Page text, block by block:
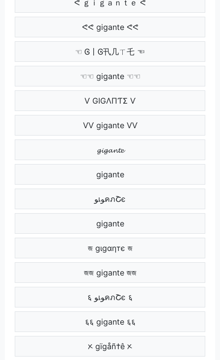
ᕙ ｇｉｇａｎｔｅ ᕙ
ᕙᕙ gigante ᕙᕙ
☜ Ꮆ丨Ꮆ卂几ㄒ乇 ☜
☜☜ gigante ☜☜
Ѵ GIGΛПƬΣ Ѵ
ѴѴ gigante ѴѴ
ﾠ ﻮเﻮคภՇє ﾠ
ﾠﾠ gigante ﾠﾠ
জ gιgαηтє জ
জজ gigante জজ
६ ﻮเﻮคภՇє ६
६६ gigante ६६
ᝣ gïgåñ†ê ᝣ